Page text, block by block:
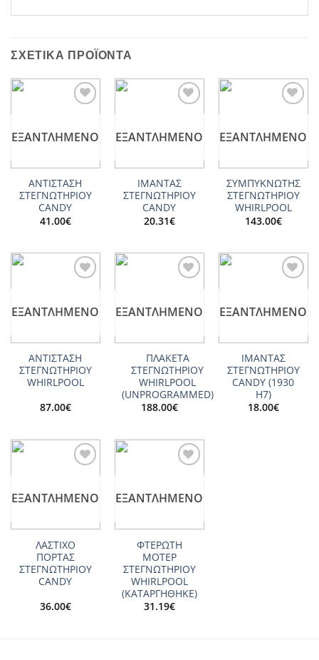
ΣΧΕΤΙΚΆ ΠΡΟΪΌΝΤΑ
ΕΞΑΝΤΛΗΜΈΝΟ
ΑΝΤΙΣΤΑΣΗ
ΣΤΕΓΝΩΤΗΡΙΟΥ
CANDY
41.00€
ΕΞΑΝΤΛΗΜΈΝΟ
ΙΜΑΝΤΑΣ
ΣΤΕΓΝΩΤΗΡΙΟΥ
CANDY
20.31€
ΕΞΑΝΤΛΗΜΈΝΟ
ΣΥΜΠΥΚΝΩΤΗΣ
ΣΤΕΓΝΩΤΗΡΙΟΥ
WHIRLPOOL
143.00€
ΕΞΑΝΤΛΗΜΈΝΟ
ΑΝΤΙΣΤΑΣΗ
ΣΤΕΓΝΩΤΗΡΙΟΥ
WHIRLPOOL
87.00€
ΕΞΑΝΤΛΗΜΈΝΟ
ΠΛΑΚΕΤΑ
ΣΤΕΓΝΩΤΗΡΙΟΥ
WHIRLPOOL
(UNPROGRAMMED)
188.00€
ΕΞΑΝΤΛΗΜΈΝΟ
ΙΜΑΝΤΑΣ
ΣΤΕΓΝΩΤΗΡΙΟΥ
CANDY (1930
H7)
18.00€
ΕΞΑΝΤΛΗΜΈΝΟ
ΛΑΣΤΙΧΟ
ΠΟΡΤΑΣ
ΣΤΕΓΝΩΤΗΡΙΟΥ
CANDY
36.00€
ΕΞΑΝΤΛΗΜΈΝΟ
ΦΤΕΡΩΤΗ
ΜΟΤΕΡ
ΣΤΕΓΝΩΤΗΡΙΟΥ
WHIRLPOOL
(ΚΑΤΑΡΓΗΘΗΚΕ)
31.19€